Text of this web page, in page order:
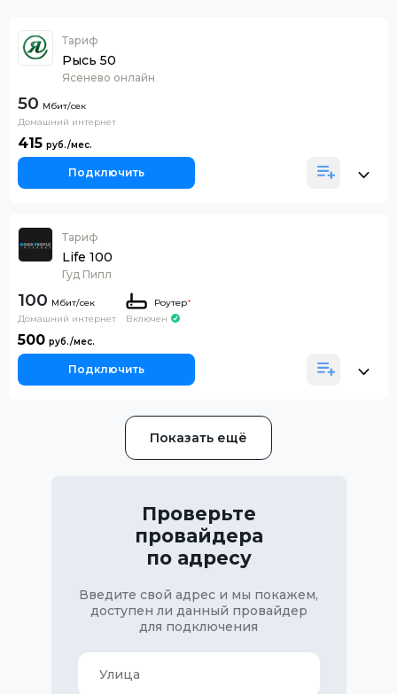
Тариф
Рысь 50
Ясенево онлайн
50
Домашний интернет
415
Подключить
Тариф
Life 100
Гуд Пипл
100
Домашний интернет
Роутер*
Включен
500
Подключить
Показать ещё
Проверьте
провайдера
по адресу
Введите свой адрес и мы покажем,
доступен ли данный провайдер
для подключения